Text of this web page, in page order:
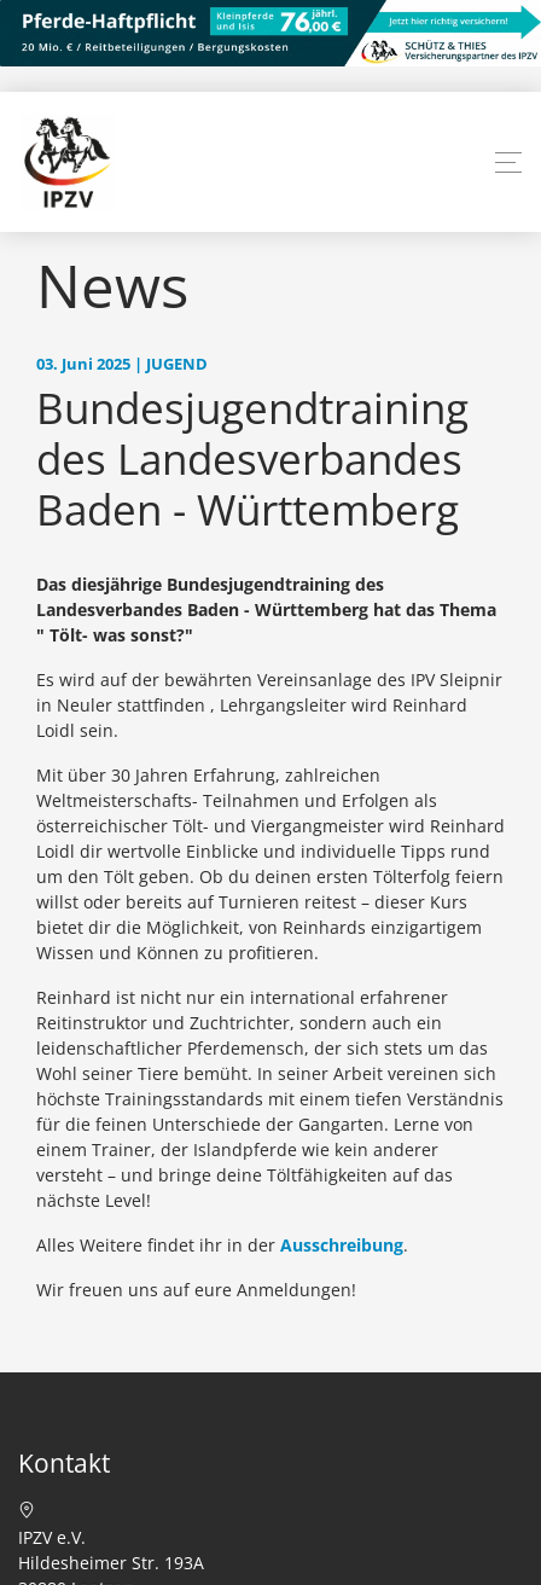
News
03. Juni 2025 | JUGEND
Bundesjugendtraining
des Landesverbandes
Baden - Württemberg
Das diesjährige Bundesjugendtraining des
Landesverbandes Baden - Württemberg hat das Thema
" Tölt- was sonst?"
Es wird auf der bewährten Vereinsanlage des IPV Sleipnir
in Neuler stattfinden , Lehrgangsleiter wird Reinhard
Loidl sein.
Mit über 30 Jahren Erfahrung, zahlreichen
Weltmeisterschafts- Teilnahmen und Erfolgen als
österreichischer Tölt- und Viergangmeister wird Reinhard
Loidl dir wertvolle Einblicke und individuelle Tipps rund
um den Tölt geben. Ob du deinen ersten Tölterfolg feiern
willst oder bereits auf Turnieren reitest – dieser Kurs
bietet dir die Möglichkeit, von Reinhards einzigartigem
Wissen und Können zu profitieren.
Reinhard ist nicht nur ein international erfahrener
Reitinstruktor und Zuchtrichter, sondern auch ein
leidenschaftlicher Pferdemensch, der sich stets um das
Wohl seiner Tiere bemüht. In seiner Arbeit vereinen sich
höchste Trainingsstandards mit einem tiefen Verständnis
für die feinen Unterschiede der Gangarten. Lerne von
einem Trainer, der Islandpferde wie kein anderer
versteht – und bringe deine Töltfähigkeiten auf das
nächste Level!
Alles Weitere findet ihr in der Ausschreibung.
Wir freuen uns auf eure Anmeldungen!
Kontakt
IPZV e.V.
Hildesheimer Str. 193A